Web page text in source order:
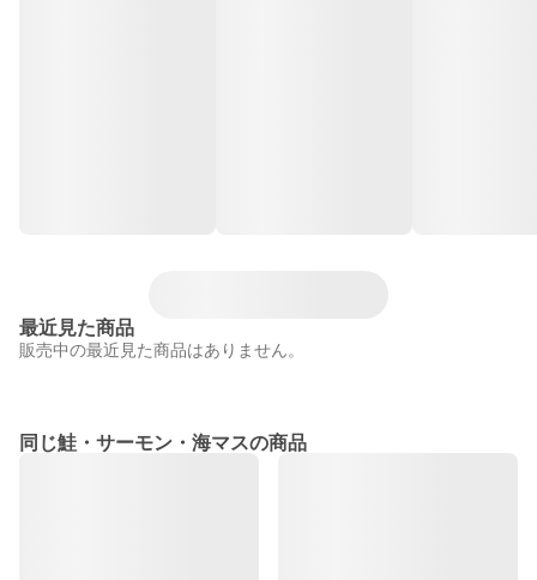
最近見た商品
販売中の最近見た商品はありません。
同じ鮭・サーモン・海マスの商品